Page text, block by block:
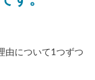
由について1つずつ